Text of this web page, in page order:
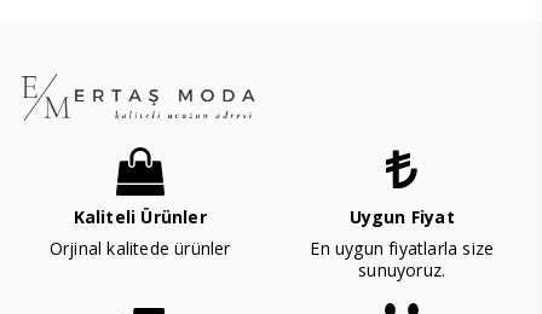
Kaliteli Ürünler
Orjinal kalitede ürünler
Uygun Fiyat
En uygun fiyatlarla size
sunuyoruz.